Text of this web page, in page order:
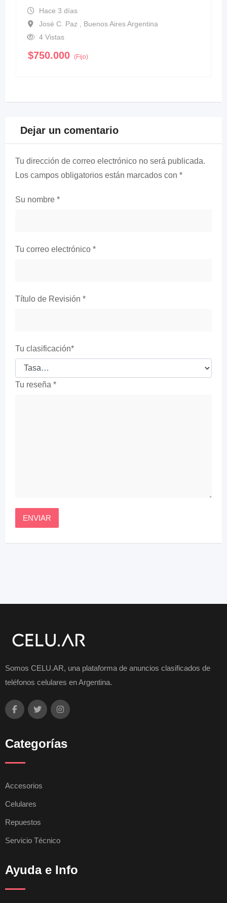
Hace 3 días
José C. Paz , Buenos Aires Argentina
4 Vistas
$750.000 (Fijo)
Dejar un comentario
Tu dirección de correo electrónico no será publicada.
Los campos obligatorios están marcados con *
Su nombre *
Tu correo electrónico *
Título de Revisión *
Tu clasificación*
Tu reseña *
Somos CELU.AR, una plataforma de anuncios clasificados de
teléfonos celulares en Argentina.
Categorías
Accesorios
Celulares
Repuestos
Servicio Técnico
Ayuda e Info